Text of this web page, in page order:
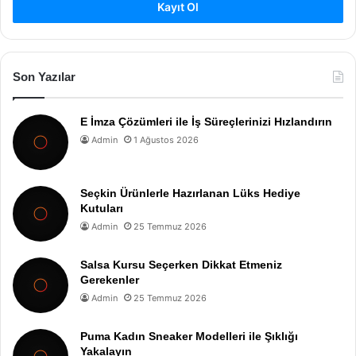
Kayıt Ol
Son Yazılar
E İmza Çözümleri ile İş Süreçlerinizi Hızlandırın
Admin 1 Ağustos 2026
Seçkin Ürünlerle Hazırlanan Lüks Hediye
Kutuları
Admin 25 Temmuz 2026
Salsa Kursu Seçerken Dikkat Etmeniz
Gerekenler
Admin 25 Temmuz 2026
Puma Kadın Sneaker Modelleri ile Şıklığı
Yakalayın